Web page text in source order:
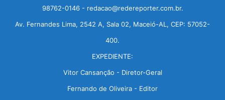
98762-0146 - redacao@redereporter.com.br.
Av. Fernandes Lima, 2542 A, Sala 02, Maceió-AL, CEP: 57052-
400.
EXPEDIENTE:
Vitor Cansanção - Diretor-Geral
Fernando de Oliveira - Editor